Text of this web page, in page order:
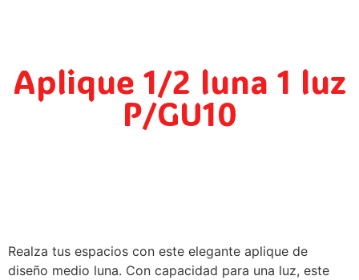
Aplique 1/2 luna 1 luz
P/GU10
Realza tus espacios con este elegante aplique de
diseño medio luna. Con capacidad para una luz, este